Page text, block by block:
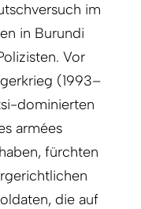
im
in Burundi
Vor
(1993–
dominierten
armées
fürchten
die auf